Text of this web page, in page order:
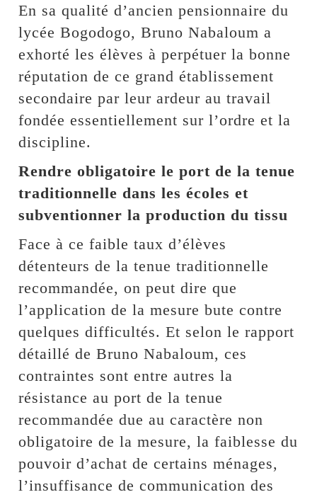
En sa qualité d’ancien pensionnaire du
lycée Bogodogo, Bruno Nabaloum a
exhorté les élèves à perpétuer la bonne
réputation de ce grand établissement
secondaire par leur ardeur au travail
fondée essentiellement sur l’ordre et la
discipline.
Rendre obligatoire le port de la tenue
traditionnelle dans les écoles et
subventionner la production du tissu
Face à ce faible taux d’élèves
détenteurs de la tenue traditionnelle
recommandée, on peut dire que
l’application de la mesure bute contre
quelques difficultés. Et selon le rapport
détaillé de Bruno Nabaloum, ces
contraintes sont entre autres la
résistance au port de la tenue
recommandée due au caractère non
obligatoire de la mesure, la faiblesse du
pouvoir d’achat de certains ménages,
l’insuffisance de communication des